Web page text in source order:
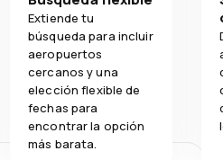
Extiende tu
búsqueda para incluir
aeropuertos
cercanos y una
elección flexible de
fechas para
encontrar la opción
más barata.